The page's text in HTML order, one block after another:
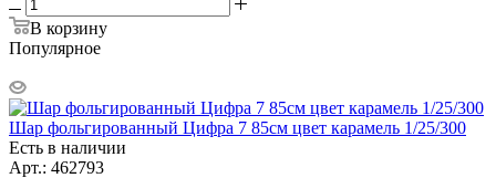
В корзину
Популярное
Шар фольгированный Цифра 7 85см цвет карамель 1/25/300
Есть в наличии
Арт.: 462793